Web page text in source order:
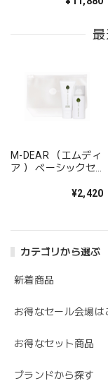
カテゴリから選ぶ
新着商品
お得なセール会場は
お得なセット商品
ブランドから探す
M-DEAR （エムディ
ア ） ベーシックセ
¥2,420